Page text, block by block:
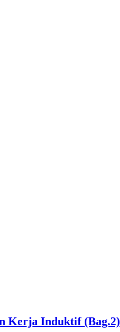
Kerja Induktif (Bag.2)